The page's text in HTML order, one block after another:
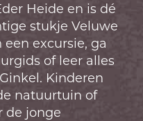
Heide en is dé
stukje Veluwe
excursie, ga
of leer alles
Kinderen
natuurtuin of
de jonge